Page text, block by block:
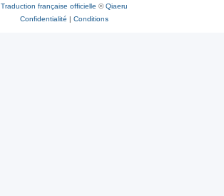
Traduction française officielle ©Qiaeru
Confidentialité | Conditions